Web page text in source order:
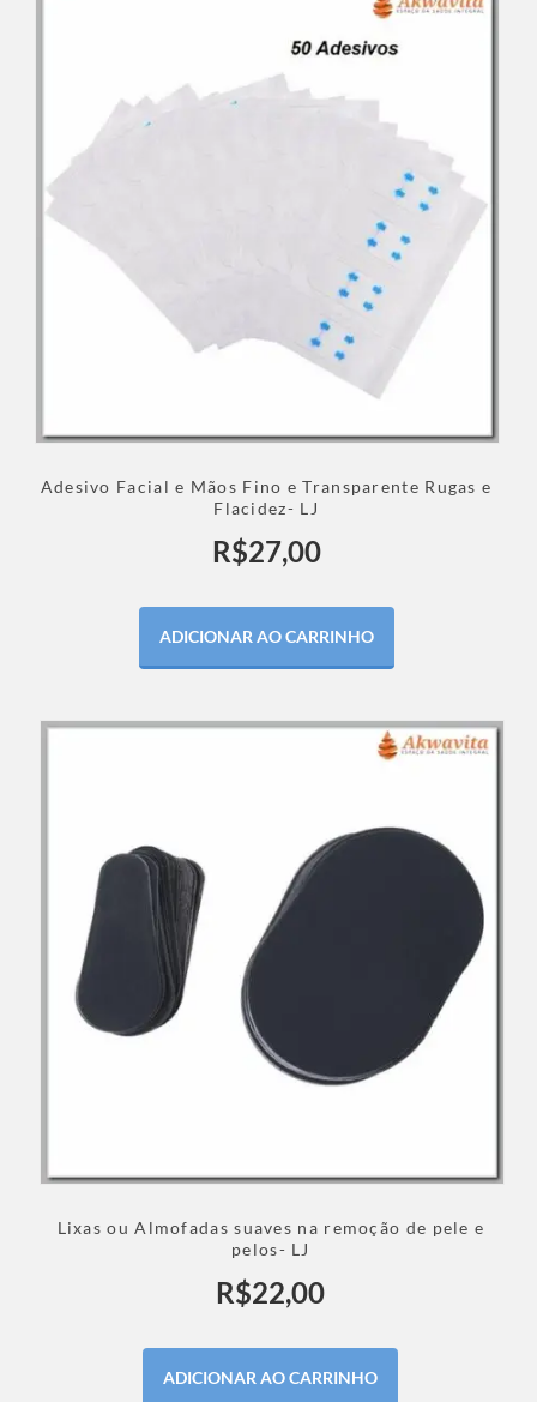
Adesivo Facial e Mãos Fino e Transparente Rugas e
Flacidez- LJ
R$27,00
ADICIONAR AO CARRINHO
Lixas ou Almofadas suaves na remoção de pele e
pelos- LJ
R$22,00
ADICIONAR AO CARRINHO